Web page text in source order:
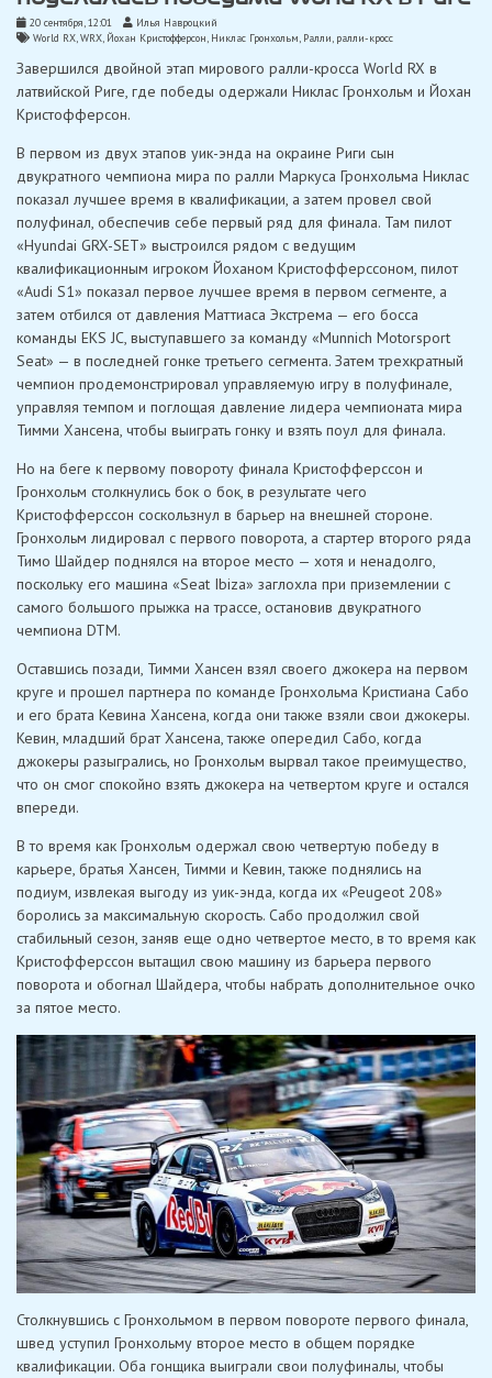
20 сентября, 12:01
Илья Навроцкий
World RX,WRX, Йохан Кристофферсон, Никлас Гронхольм, Ралли, ралли-кросс
Завершился двойной этап мирового ралли-кросса World RX в
латвийской Риге, где победы одержали Никлас Гронхольм и Йохан
Кристофферсон.
В первом из двух этапов уик-энда на окраине Риги сын
двукратного чемпиона мира по ралли Маркуса Гронхольма Никлас
показал лучшее время в квалификации, а затем провел свой
полуфинал, обеспечив себе первый ряд для финала. Там пилот
«Hyundai GRX-SET» выстроился рядом с ведущим
квалификационным игроком Йоханом Кристофферссоном, пилот
«Audi S1» ​​показал первое лучшее время в первом сегменте, а
затем отбился от давления Маттиаса Экстрема — его босса
команды EKS JC, выступавшего за команду «Munnich Motorsport
Seat» — в последней гонке третьего сегмента. Затем трехкратный
чемпион продемонстрировал управляемую игру в полуфинале,
управляя темпом и поглощая давление лидера чемпионата мира
Тимми Хансена, чтобы выиграть гонку и взять поул для финала.
Но на беге к первому повороту финала Кристофферссон и
Гронхольм столкнулись бок о бок, в результате чего
Кристофферссон соскользнул в барьер на внешней стороне.
Гронхольм лидировал с первого поворота, а стартер второго ряда
Тимо Шайдер поднялся на второе место — хотя и ненадолго,
поскольку его машина «Seat Ibiza» заглохла при приземлении с
самого большого прыжка на трассе, остановив двукратного
чемпиона DTM.
Оставшись позади, Тимми Хансен взял своего джокера на первом
круге и прошел партнера по команде Гронхольма Кристиана Сабо
и его брата Кевина Хансена, когда они также взяли свои джокеры.
Кевин, младший брат Хансена, также опередил Сабо, когда
джокеры разыгрались, но Гронхольм вырвал такое преимущество,
что он смог спокойно взять джокера на четвертом круге и остался
впереди.
В то время как Гронхольм одержал свою четвертую победу в
карьере, братья Хансен, Тимми и Кевин, также поднялись на
подиум, извлекая выгоду из уик-энда, когда их «Peugeot 208»
боролись за максимальную скорость. Сабо продолжил свой
стабильный сезон, заняв еще одно четвертое место, в то время как
Кристофферссон вытащил свою машину из барьера первого
поворота и обогнал Шайдера, чтобы набрать дополнительное очко
за пятое место.
Столкнувшись с Гронхольмом в первом повороте первого финала,
швед уступил Гронхольму второе место в общем порядке
квалификации. Оба гонщика выиграли свои полуфиналы, чтобы